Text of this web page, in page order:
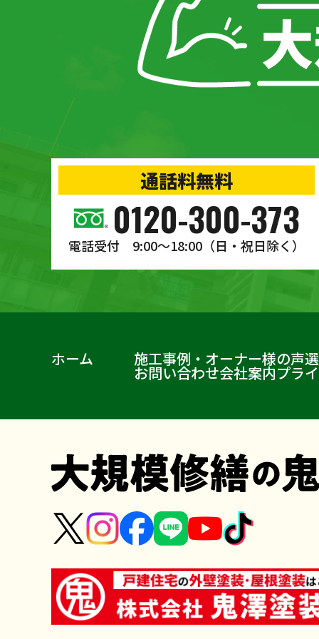
通話料無料
0120-300-373
電話受付 9:00〜18:00 （日・祝日除く）
ホーム 施工事例・オーナー様の声
お問い合わせ会社案内プラ